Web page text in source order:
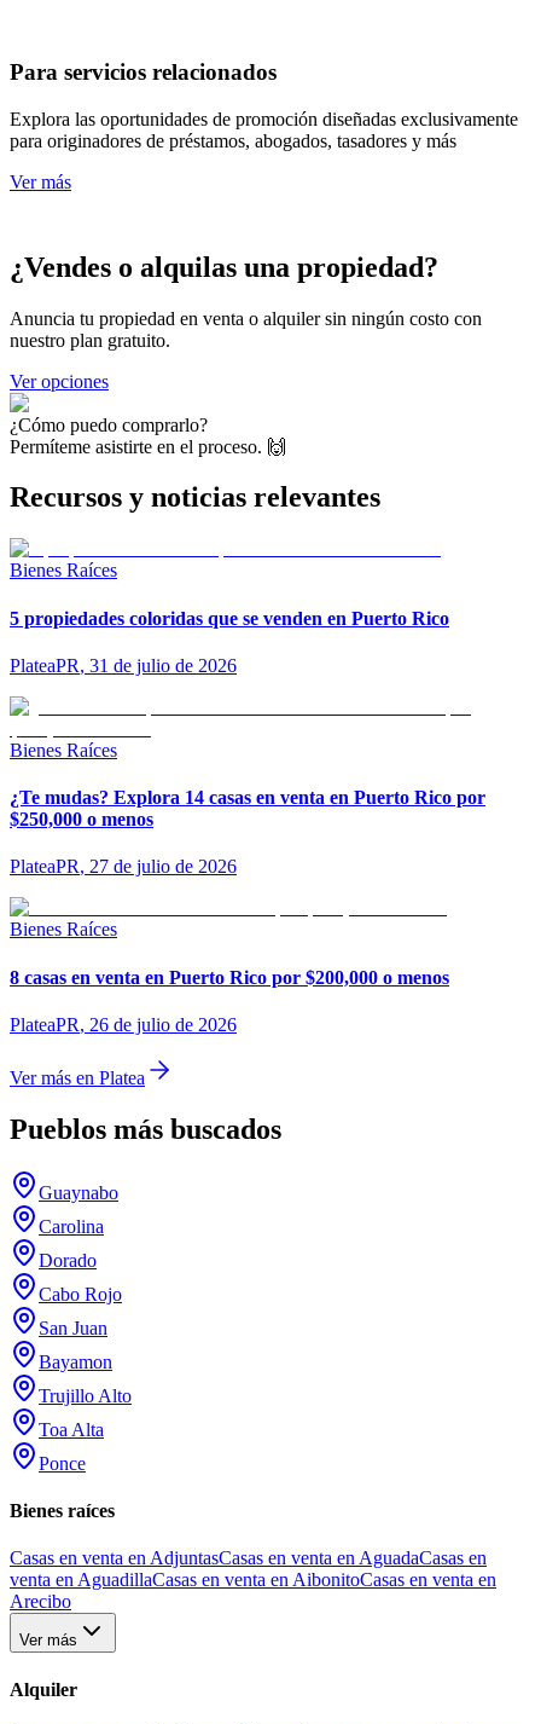
Para servicios relacionados
Explora las oportunidades de promoción diseñadas exclusivamente
para originadores de préstamos, abogados, tasadores y más
Ver más
¿Vendes o alquilas una propiedad?
Anuncia tu propiedad en venta o alquiler sin ningún costo con
nuestro plan gratuito.
Ver opciones
¿Cómo puedo comprarlo?
Permíteme asistirte en el proceso. 🙌
Recursos y noticias relevantes
Bienes Raíces
5 propiedades coloridas que se venden en Puerto Rico
PlateaPR, 31 de julio de 2026
Bienes Raíces
¿Te mudas? Explora 14 casas en venta en Puerto Rico por
$250,000 o menos
PlateaPR, 27 de julio de 2026
Bienes Raíces
8 casas en venta en Puerto Rico por $200,000 o menos
PlateaPR, 26 de julio de 2026
Ver más en Platea
Pueblos más buscados
Guaynabo
Carolina
Dorado
Cabo Rojo
San Juan
Bayamon
Trujillo Alto
Toa Alta
Ponce
Bienes raíces
Casas en venta en AdjuntasCasas en venta en AguadaCasas en
venta en AguadillaCasas en venta en AibonitoCasas en venta en
Arecibo
Ver más
Alquiler